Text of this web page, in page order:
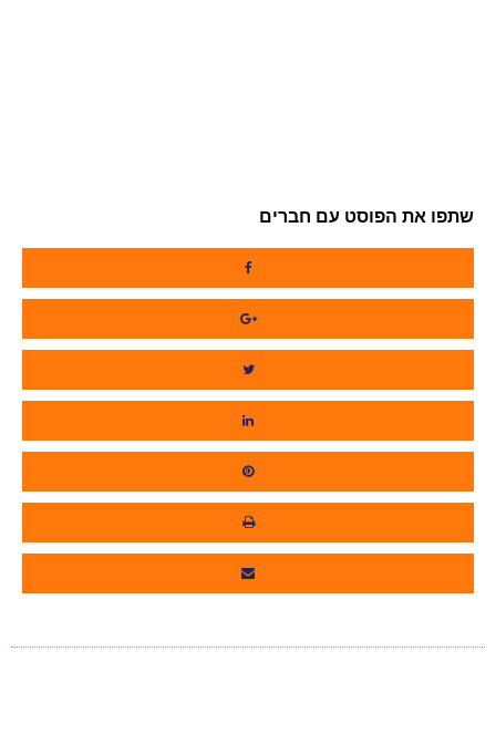
שתפו את הפוסט עם חברים